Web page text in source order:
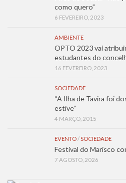
como quero”
6 FEVEREIRO, 2023
AMBIENTE
OPTO 2023 vai
estudantes do
16 FEVEREIRO, 2023
SOCIEDADE
“A Ilha de Tavira foi
estive”
4 MARÇO, 2015
EVENTO / SOCIEDADE
Festival do Marisco
7 AGOSTO, 2026